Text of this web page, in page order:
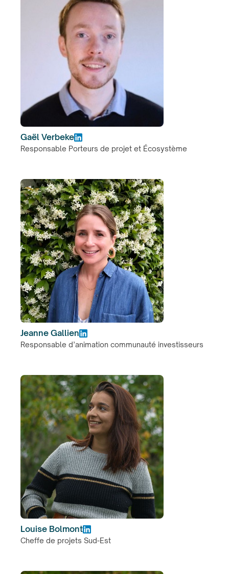
Gaël Verbeke
Responsable Porteurs de projet et Écosystème
Jeanne Gallien
Responsable d’animation communauté investisseurs
Louise Bolmont
Cheffe de projets Sud-Est